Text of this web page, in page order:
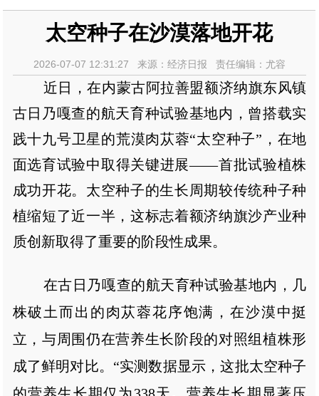
太空种子在沙漠落地开花
2026-07-07 12:31:27 来源：经济日报 责任编辑：尤容
近日，在内蒙古阿拉善盟额济纳旗东风镇
古日乃嘎查的航天育种试验基地内，曾搭载实
践十九号卫星的荒漠肉苁蓉“太空种子”，在地
面选育试验中取得关键进展——首批试验植株
成功开花。太空种子的生长周期较传统种子种
植缩短了近一半，这标志着额济纳旗沙产业种
质创新取得了重要的阶段性成果。
在古日乃嘎查的航天育种试验基地内，几
株破土而出的肉苁蓉花序饱满，在沙漠中挺
立，与周围仍在营养生长阶段的对照组植株形
成了鲜明对比。“实测数据显示，这批太空种子
的营养生长期仅为338天。营养生长期显著压